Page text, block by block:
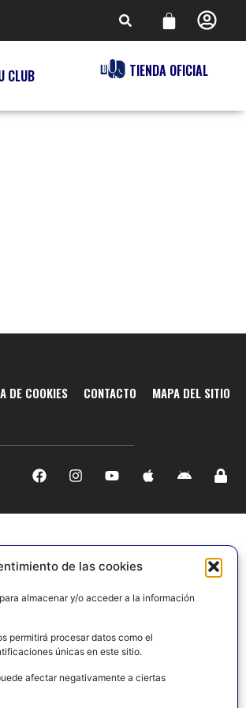
de las cookies
almacenar y/o acceder a la información
permitirá procesar datos como el
únicas en este sitio.
afectar negativamente a ciertas
CLUB TIENDA OFICIAL
DE COOKIES CONTACTO MAPA DEL SITIO